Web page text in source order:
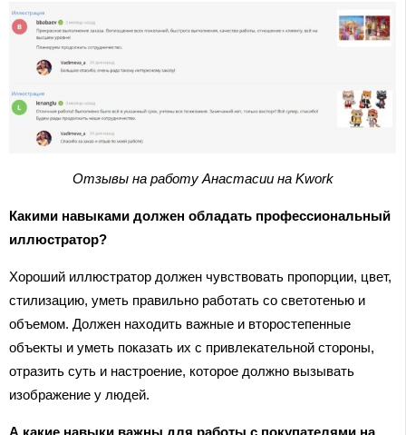
Отзывы на работу Анастасии на Kwork
Какими навыками должен обладать профессиональный
иллюстратор?
Хороший иллюстратор должен чувствовать пропорции, цвет,
стилизацию, уметь правильно работать со светотенью и
объемом. Должен находить важные и второстепенные
объекты и уметь показать их с привлекательной стороны,
отразить суть и настроение, которое должно вызывать
изображение у людей.
А какие навыки важны для работы с покупателями на